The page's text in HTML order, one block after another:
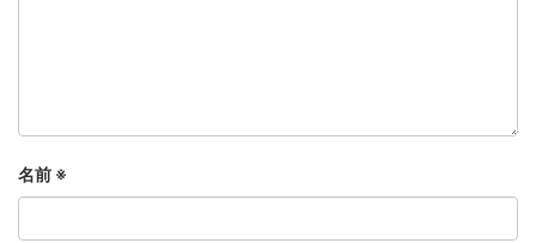
名前 ※